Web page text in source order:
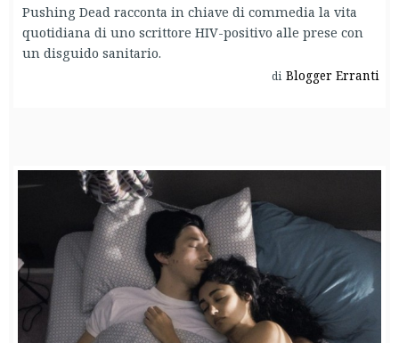
Pushing Dead racconta in chiave di commedia la vita
quotidiana di uno scrittore HIV-positivo alle prese con
un disguido sanitario.
di Blogger Erranti